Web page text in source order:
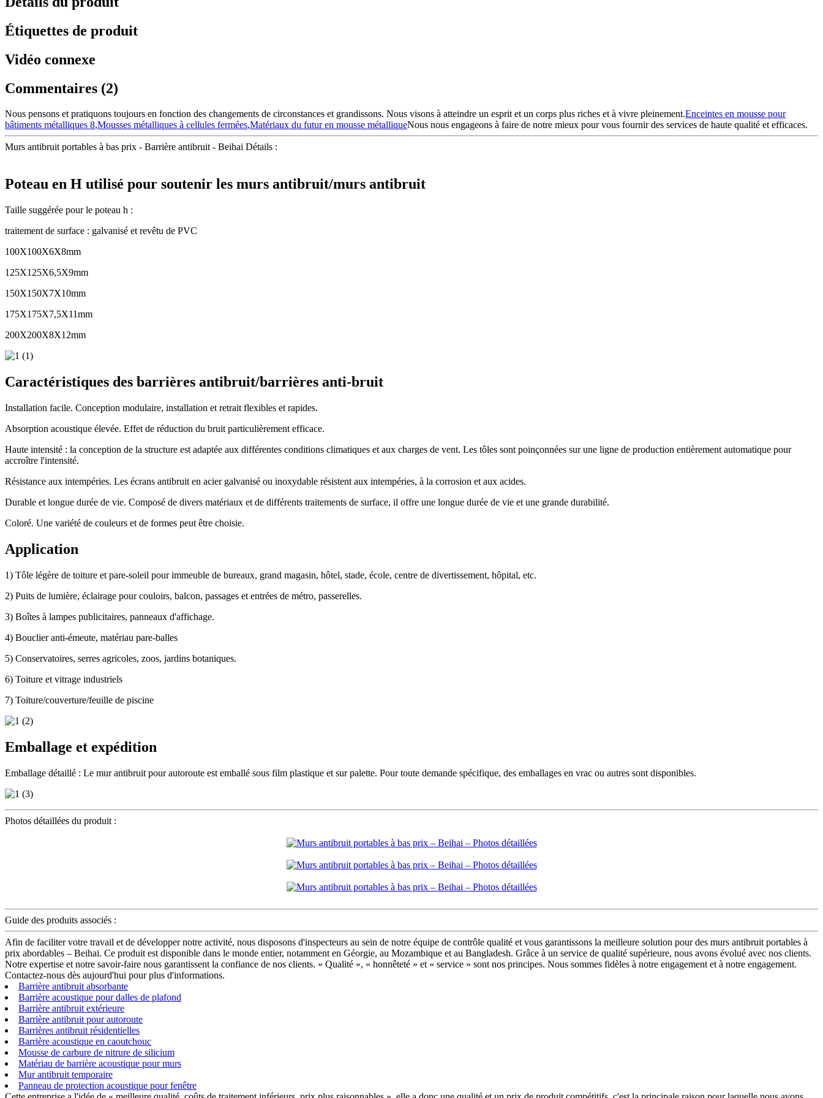
Étiquettes de produit
Vidéo connexe
Commentaires (2)
Nous pensons et pratiquons toujours en fonction des changements de circonstances et grandissons. Nous visons à atteindre un esprit et un corps plus riches et à vivre pleinement.Enceintes en mousse pour
bâtiments métalliques 8,Mousses métalliques à cellules fermées,Matériaux du futur en mousse métalliqueNous nous engageons à faire de notre mieux pour vous fournir des services de haute qualité et efficaces.
Murs antibruit portables à bas prix - Barrière antibruit - Beihai Détails :
Poteau en H utilisé pour soutenir les murs antibruit/murs antibruit
Taille suggérée pour le poteau h :
traitement de surface : galvanisé et revêtu de PVC
100X100X6X8mm
125X125X6,5X9mm
150X150X7X10mm
175X175X7,5X11mm
200X200X8X12mm
Caractéristiques des barrières antibruit/barrières anti-bruit
Installation facile. Conception modulaire, installation et retrait flexibles et rapides.
Absorption acoustique élevée. Effet de réduction du bruit particulièrement efficace.
Haute intensité : la conception de la structure est adaptée aux différentes conditions climatiques et aux charges de vent. Les tôles sont poinçonnées sur une ligne de production entièrement automatique pour
accroître l'intensité.
Résistance aux intempéries. Les écrans antibruit en acier galvanisé ou inoxydable résistent aux intempéries, à la corrosion et aux acides.
Durable et longue durée de vie. Composé de divers matériaux et de différents traitements de surface, il offre une longue durée de vie et une grande durabilité.
Coloré. Une variété de couleurs et de formes peut être choisie.
Application
1) Tôle légère de toiture et pare-soleil pour immeuble de bureaux, grand magasin, hôtel, stade, école, centre de divertissement, hôpital, etc.
2) Puits de lumière, éclairage pour couloirs, balcon, passages et entrées de métro, passerelles.
3) Boîtes à lampes publicitaires, panneaux d'affichage.
4) Bouclier anti-émeute, matériau pare-balles
5) Conservatoires, serres agricoles, zoos, jardins botaniques.
6) Toiture et vitrage industriels
7) Toiture/couverture/feuille de piscine
Emballage et expédition
Emballage détaillé : Le mur antibruit pour autoroute est emballé sous film plastique et sur palette. Pour toute demande spécifique, des emballages en vrac ou autres sont disponibles.
Photos détaillées du produit :
Guide des produits associés :
Afin de faciliter votre travail et de développer notre activité, nous disposons d'inspecteurs au sein de notre équipe de contrôle qualité et vous garantissons la meilleure solution pour des murs antibruit portables à
prix abordables – Beihai. Ce produit est disponible dans le monde entier, notamment en Géorgie, au Mozambique et au Bangladesh. Grâce à un service de qualité supérieure, nous avons évolué avec nos clients.
Notre expertise et notre savoir-faire nous garantissent la confiance de nos clients. « Qualité », « honnêteté » et « service » sont nos principes. Nous sommes fidèles à notre engagement et à notre engagement.
Contactez-nous dès aujourd'hui pour plus d'informations.
Barrière antibruit absorbante
Barrière acoustique pour dalles de plafond
Barrière antibruit extérieure
Barrière antibruit pour autoroute
Barrières antibruit résidentielles
Barrière acoustique en caoutchouc
Mousse de carbure de nitrure de silicium
Matériau de barrière acoustique pour murs
Mur antibruit temporaire
Panneau de protection acoustique pour fenêtre